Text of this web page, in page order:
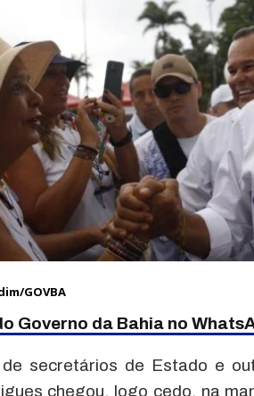
GOVBA
Governo da Bahia no
de secretários de Estado e
chegou, logo cedo, na